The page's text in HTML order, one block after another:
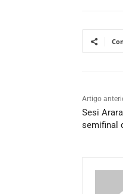
Artigo
Sesi
semifinal